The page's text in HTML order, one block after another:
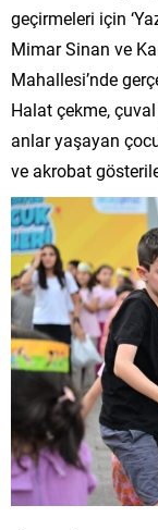
geçirmeleri için
Mimar Sinan ve
Mahallesi’nde
Halat çekme,
anlar yaşayan
ve akrobat